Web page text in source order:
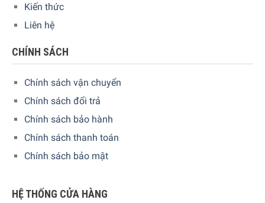
Dải màu sắc được mở rộng với việc bổ sung 4 sắc thái
mới: xanh lam, đen, đỏ và xanh lá cây pastel và các phụ
kiện bên trong đã được đổi mới. Tủ lạnh Smeg
sung điểm nhấn cho ngôi nhà đầy phong cách của bạn với
thiết kế thẩm mỹ nổi bật.
Kiến thức
Liên hệ
CHÍNH SÁCH
Chính sách vận chuyển
Chính sách đổi trả
Chính sách bảo hành
Chính sách thanh toán
Chính sách bảo mật
HỆ THỐNG CỬA HÀNG